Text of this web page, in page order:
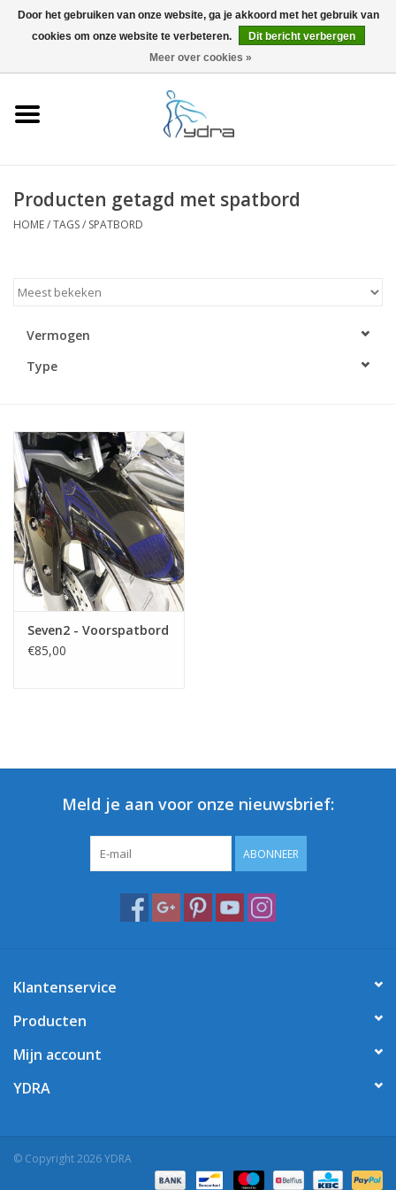
0 Artikelen - €0,00
Accessoires
Blog
Producten getagd met spatbord
HOME/TAGS/ SPATBORD
Vermogen
Type
Seven2 - Voorspatbord
€85,00
Meld je aan voor onze nieuwsbrief:
ABONNEER
Klantenservice
Producten
Mijn account
YDRA
© Copyright 2026 YDRA
Door het gebruiken van onze website, ga je akkoord met het gebruik van
cookies om onze website te verbeteren.
Dit bericht verbergen
Meer over cookies »